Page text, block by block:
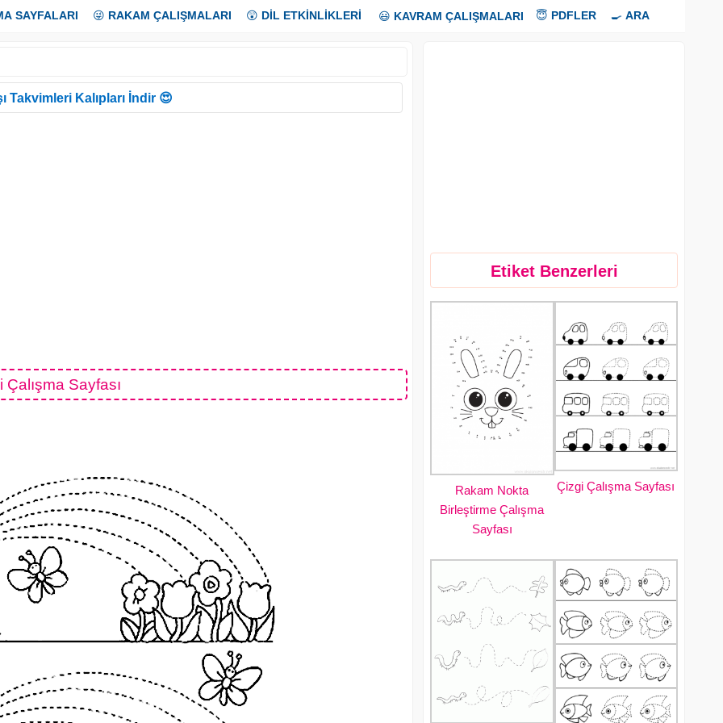
SAYFALARI 😜 RAKAM ÇALIŞMALARI 😲 DİL ETKİNLİKLERİ 😃 KAVRAM ÇALIŞMALARI 😇 PDFLER 🍳 ARA
Takvimleri Kalıpları İndir 😍
Çalışma Sayfası
Etiket Benzerleri
Rakam Nokta
Birleştirme Çalışma
Sayfası
Çizgi Çalışma Sayfası